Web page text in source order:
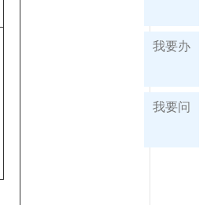
我要办
我要问